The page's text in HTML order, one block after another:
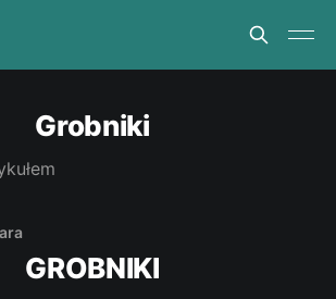
Grobniki
GROBNIKI